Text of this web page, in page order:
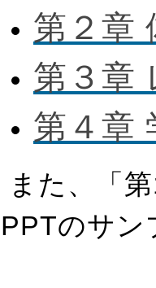
第２章
第３章
第４章
また、「
PPTのサン